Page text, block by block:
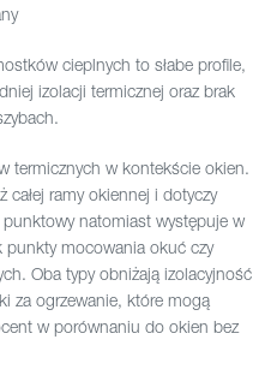
cieplnych to słabe profile,
izolacji termicznej oraz brak
termicznych w kontekście okien.
całej ramy okiennej i dotyczy
natomiast występuje w
mocowania okuć czy
Oba typy obniżają izolacyjność
za ogrzewanie, które mogą
w porównaniu do okien bez